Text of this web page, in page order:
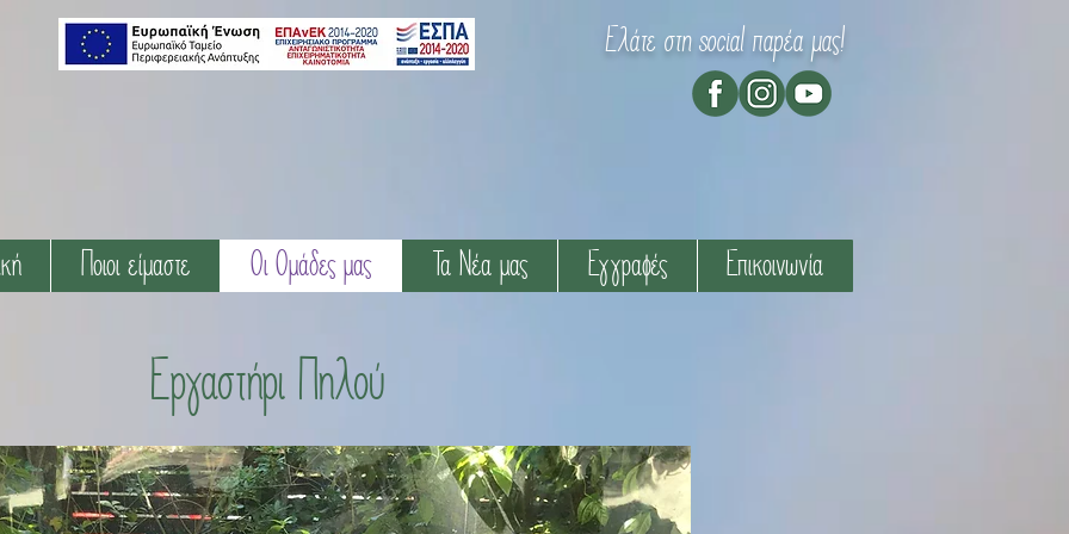
Ελάτε στη social παρέα μας!
Ποιοι είμαστε Οι Ομάδες μας Τα Νέα μας Εγγραφές Επικοινωνία
Εργαστήρι Πηλού